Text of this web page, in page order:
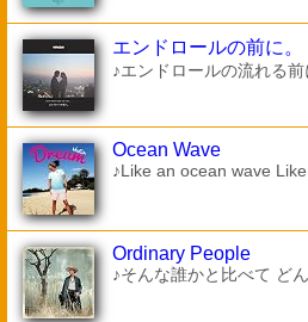
エンドロールの前に。
♪エンドロールの流れる前
Ocean Wave
♪Like an ocean wave Like
Ordinary People
♪そんな誰かと比べて どん